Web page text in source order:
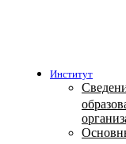
Институт